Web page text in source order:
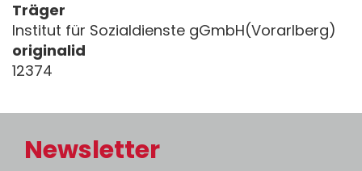
Träger
Institut für Sozialdienste gGmbH(Vorarlberg)
originalid
12374
Newsletter